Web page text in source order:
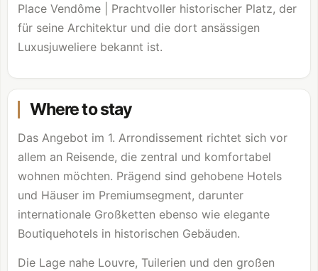
Place Vendôme | Prachtvoller historischer Platz, der
für seine Architektur und die dort ansässigen
Luxusjuweliere bekannt ist.
Where to stay
Das Angebot im 1. Arrondissement richtet sich vor
allem an Reisende, die zentral und komfortabel
wohnen möchten. Prägend sind gehobene Hotels
und Häuser im Premiumsegment, darunter
internationale Großketten ebenso wie elegante
Boutiquehotels in historischen Gebäuden.
Die Lage nahe Louvre, Tuilerien und den großen